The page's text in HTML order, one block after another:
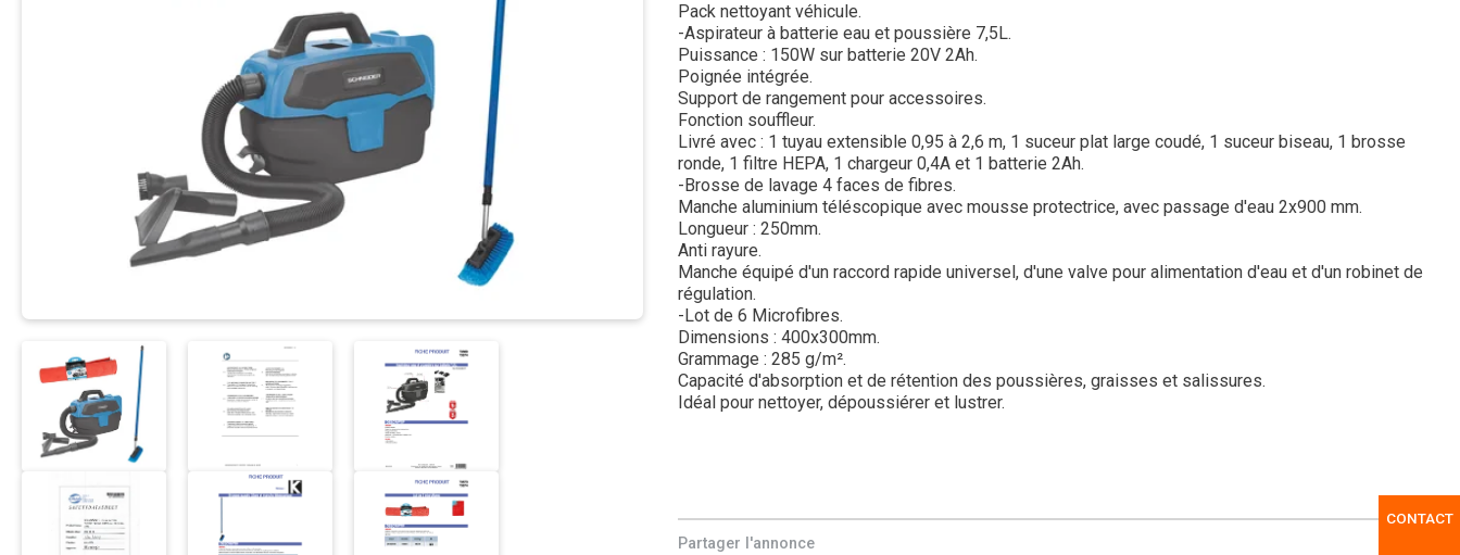
Partager l'annonce
Pack nettoyant véhicule.
-Aspirateur à batterie eau et poussière 7,5L.
Puissance : 150W sur batterie 20V 2Ah.
Poignée intégrée.
Support de rangement pour accessoires.
Fonction souffleur.
Livré avec : 1 tuyau extensible 0,95 à 2,6 m, 1 suceur plat large coudé, 1 suceur biseau, 1 brosse
ronde, 1 filtre HEPA, 1 chargeur 0,4A et 1 batterie 2Ah.
-Brosse de lavage 4 faces de fibres.
Manche aluminium téléscopique avec mousse protectrice, avec passage d'eau 2x900 mm.
Longueur : 250mm.
Anti rayure.
Manche équipé d'un raccord rapide universel, d'une valve pour alimentation d'eau et d'un robinet de
régulation.
-Lot de 6 Microfibres.
Dimensions : 400x300mm.
Grammage : 285 g/m².
Capacité d'absorption et de rétention des poussières, graisses et salissures.
Idéal pour nettoyer, dépoussiérer et lustrer.
CONTACT